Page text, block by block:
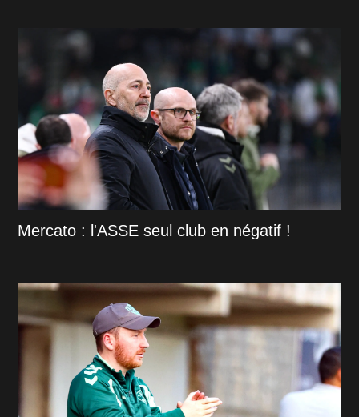
Mercato : l'ASSE seul club en négatif !